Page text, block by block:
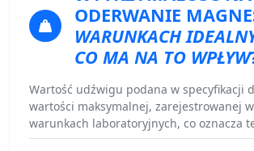
ODERWANIE
WARUNKACH
CO MA NA TO WPŁYW
Wartość udźwigu podana w specyfikacji
wartości maksymalnej, zarejestrowanej w
warunkach laboratoryjnych, co oznacza